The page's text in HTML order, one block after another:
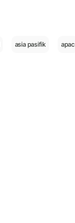
asia pasifik apac